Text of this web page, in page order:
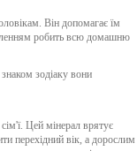
Він допомагає їм
робить всю домашню
зодіаку вони
Цей мінерал врятує
перехідний вік, а дорослим